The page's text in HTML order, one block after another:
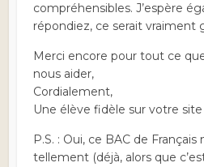
compréhensibles. J’espère
répondiez, ce serait vraiment
Merci encore pour tout ce
nous aider,
Cordialement,
Une élève fidèle sur votre site
P.S. : Oui, ce BAC de
tellement (déjà, alors que